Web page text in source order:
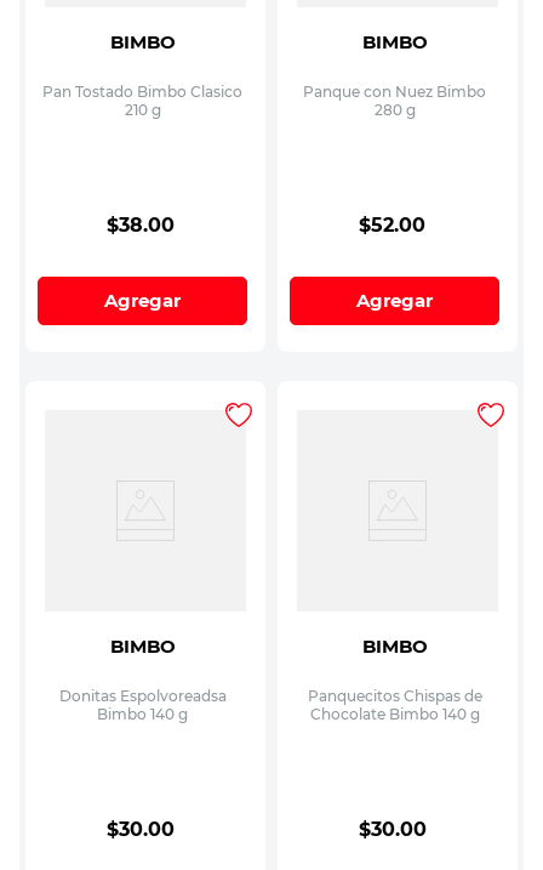
BIMBO
Pan Tostado Bimbo Clasico
210 g
$38.00
Agregar
BIMBO
Panque con Nuez Bimbo
280 g
$52.00
Agregar
BIMBO
Donitas Espolvoreadsa
Bimbo 140 g
$30.00
BIMBO
Panquecitos Chispas de
Chocolate Bimbo 140 g
$30.00